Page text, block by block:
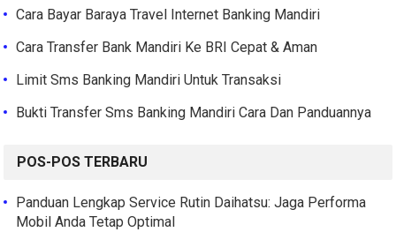
Cara Bayar Baraya Travel Internet Banking Mandiri
Cara Transfer Bank Mandiri Ke BRI Cepat & Aman
Limit Sms Banking Mandiri Untuk Transaksi
Bukti Transfer Sms Banking Mandiri Cara Dan Panduannya
POS-POS TERBARU
Panduan Lengkap Service Rutin Daihatsu: Jaga Performa
Mobil Anda Tetap Optimal